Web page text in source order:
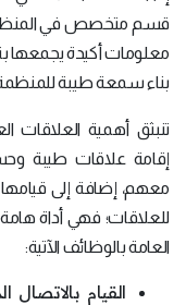
قسم متخصص في المنظمة،
معلومات أكيدة يجمعها
بناء سمعة طيبة للمنظمة
تنبثق أهمية العلاقات
إقامة علاقات طيبة
معهم، إضافة إلى قيامها
للعلاقات؛ فهي أداة
العامة بالوظائف الآتية:
القيام